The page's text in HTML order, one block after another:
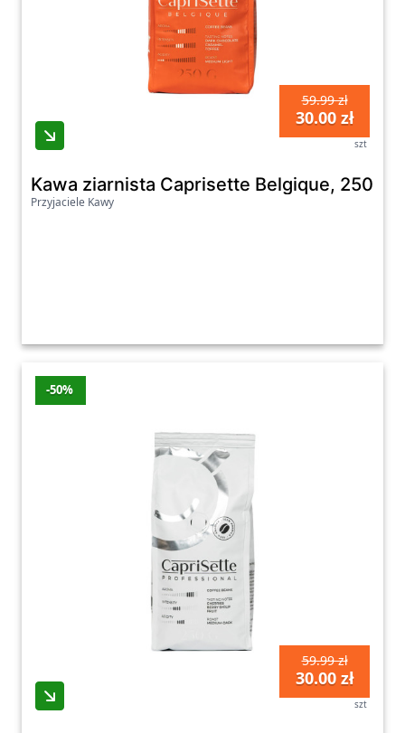
59.99 zł
30.00 zł
szt
Kawa ziarnista Caprisette Belgique, 250 g
Przyjaciele Kawy
-50%
59.99 zł
30.00 zł
szt